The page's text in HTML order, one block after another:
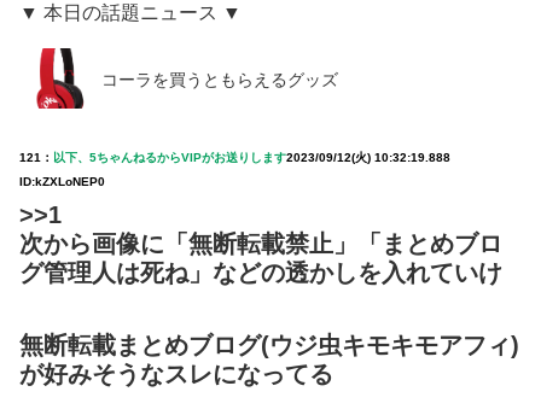
▼ 本日の話題ニュース ▼
コーラを買うともらえるグッズ
121： 以下、5ちゃんねるからVIPがお送りします2023/09/12(火) 10:32:19.888
ID:kZXLoNEP0
>>1
次から画像に「無断転載禁止」「まとめブロ
グ管理人は死ね」などの透かしを入れていけ
無断転載まとめブログ(ウジ虫キモキモアフィ)
が好みそうなスレになってる